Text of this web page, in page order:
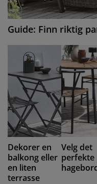
Guide: Finn riktig
Dekorer en
balkong eller
en liten
terrasse
Velg det
perfekte